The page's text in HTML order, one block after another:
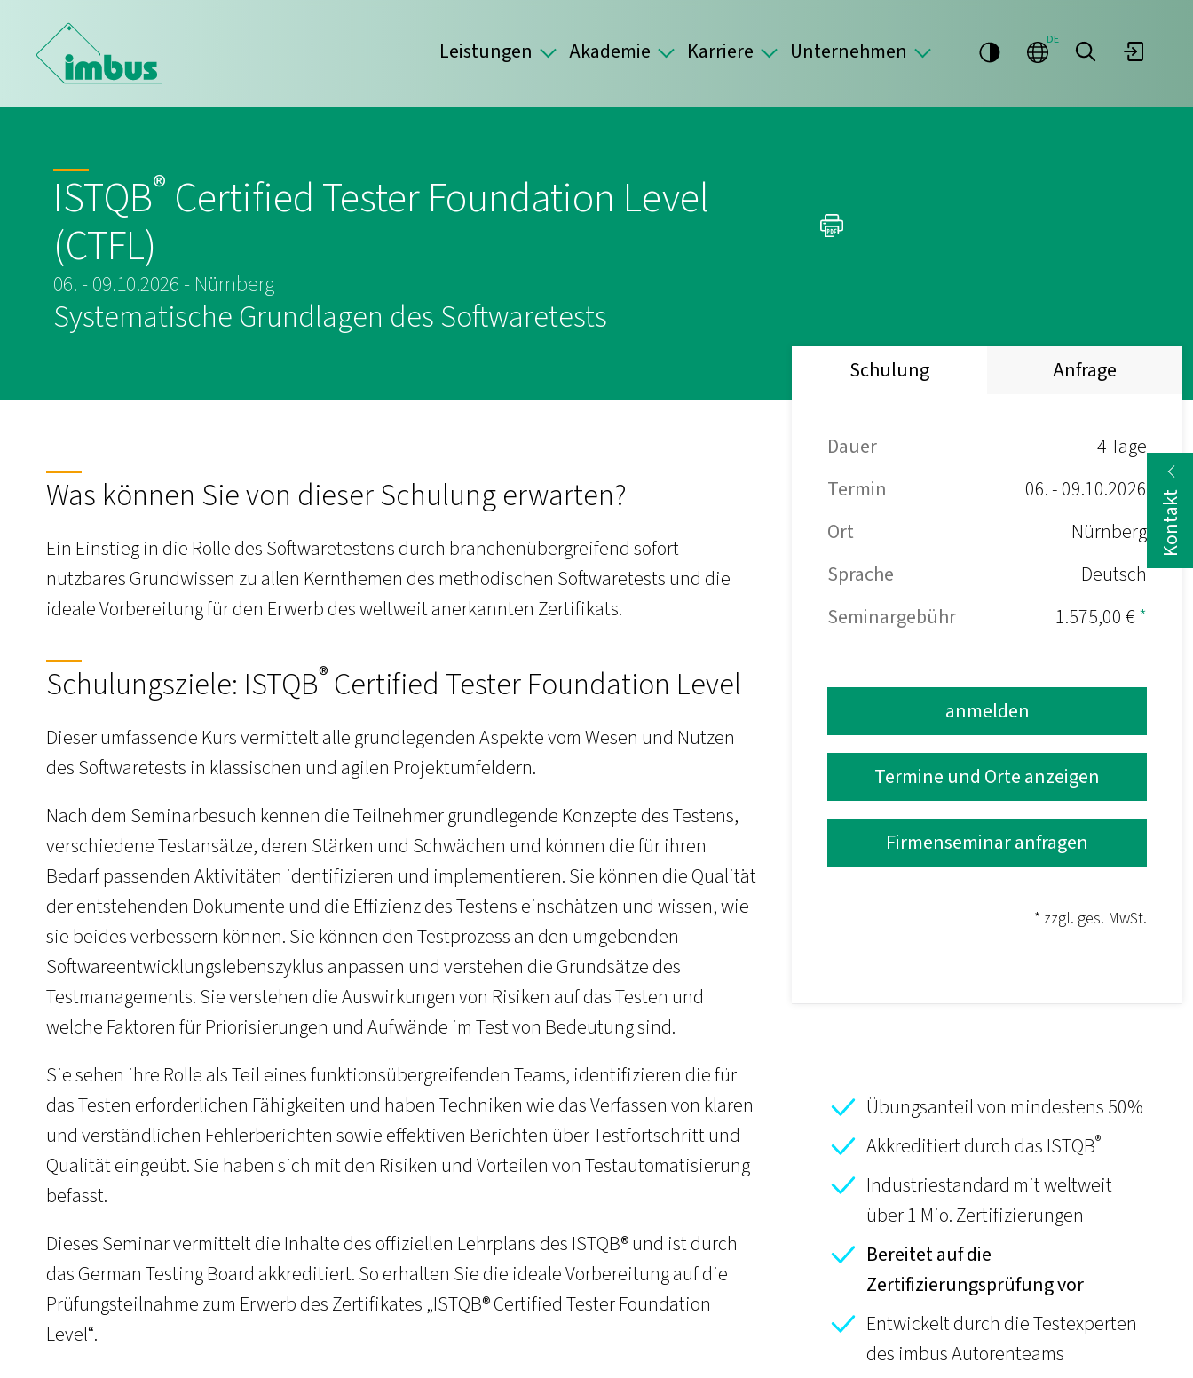
Leistungen Akademie Karriere Unternehmen DE
ISTQB® Certified Tester Foundation Level
(CTFL)
06. - 09.10.2026 - Nürnberg
Systematische Grundlagen des Softwaretests
Schulung Anfrage
Dauer
4 Tage
Termin
06. - 09.10.2026
Ort
Nürnberg
Sprache
Deutsch
Seminargebühr
1.575,00 €*
anmelden
Termine und Orte anzeigen
Firmenseminar anfragen
* zzgl. ges. MwSt.
Übungsanteil von mindestens 50%
Akkreditiert durch das ISTQB®
Industriestandard mit weltweit
über 1 Mio. Zertifizierungen
Bereitet auf die
Zertifizierungsprüfung vor
Entwickelt durch die Testexperten
des imbus Autorenteams
Was können Sie von dieser Schulung erwarten?
Ein Einstieg in die Rolle des Softwaretestens durch branchenübergreifend sofort
nutzbares Grundwissen zu allen Kernthemen des methodischen Softwaretests und die
ideale Vorbereitung für den Erwerb des weltweit anerkannten Zertifikats.
Schulungsziele: ISTQB® Certified Tester Foundation Level
Dieser umfassende Kurs vermittelt alle grundlegenden Aspekte vom Wesen und Nutzen
des Softwaretests in klassischen und agilen Projektumfeldern.
Nach dem Seminarbesuch kennen die Teilnehmer grundlegende Konzepte des Testens,
verschiedene Testansätze, deren Stärken und Schwächen und können die für ihren
Bedarf passenden Aktivitäten identifizieren und implementieren. Sie können die Qualität
der entstehenden Dokumente und die Effizienz des Testens einschätzen und wissen, wie
sie beides verbessern können. Sie können den Testprozess an den umgebenden
Softwareentwicklungslebenszyklus anpassen und verstehen die Grundsätze des
Testmanagements. Sie verstehen die Auswirkungen von Risiken auf das Testen und
welche Faktoren für Priorisierungen und Aufwände im Test von Bedeutung sind.
Sie sehen ihre Rolle als Teil eines funktionsübergreifenden Teams, identifizieren die für
das Testen erforderlichen Fähigkeiten und haben Techniken wie das Verfassen von klaren
und verständlichen Fehlerberichten sowie effektiven Berichten über Testfortschritt und
Qualität eingeübt. Sie haben sich mit den Risiken und Vorteilen von Testautomatisierung
befasst.
Dieses Seminar vermittelt die Inhalte des offiziellen Lehrplans des ISTQB® und ist durch
das German Testing Board akkreditiert. So erhalten Sie die ideale Vorbereitung auf die
Prüfungsteilnahme zum Erwerb des Zertifikates „ISTQB® Certified Tester Foundation
Level“.
Kontakt